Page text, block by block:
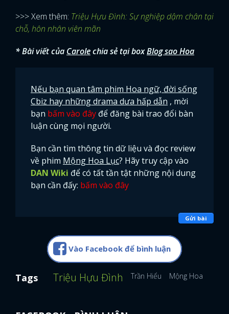
ĐĂNG NHẬP
>>> Xem thêm: Triệu Hựu Đình: Sự nghiệp dậm chân tại
chỗ, hôn nhân viên mãn
* Bài viết của Carolechia sẻ tại boxBlog sao Hoa
Nếu bạn quan tâm phim Hoa ngữ, đời sống
Cbiz hay những drama dưa hấp dẫn , mời
bạn bấm vào đây để đăng bài trao đổi bàn
luận cùng mọi người.
Bạn cần tìm thông tin dữ liệu và đọc review
về phim Mộng Hoa Lục? Hãy truy cập vào
DAN Wiki để có tất tần tật những nội dung
bạn cần đấy: bấm vào đây
Gửi bài
Vào Facebook để bình luận
Tags Triệu Hựu Đình Trần Hiểu Mộng Hoa Lục